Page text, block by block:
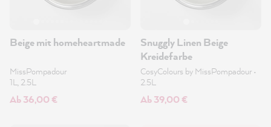
Beige mit homeheartmade
MissPompadour
1L, 2.5L
Ab 36,00 €
Snuggly Linen Beige
Kreidefarbe
CosyColours by MissPompadour •
2.5L
Ab 39,00 €